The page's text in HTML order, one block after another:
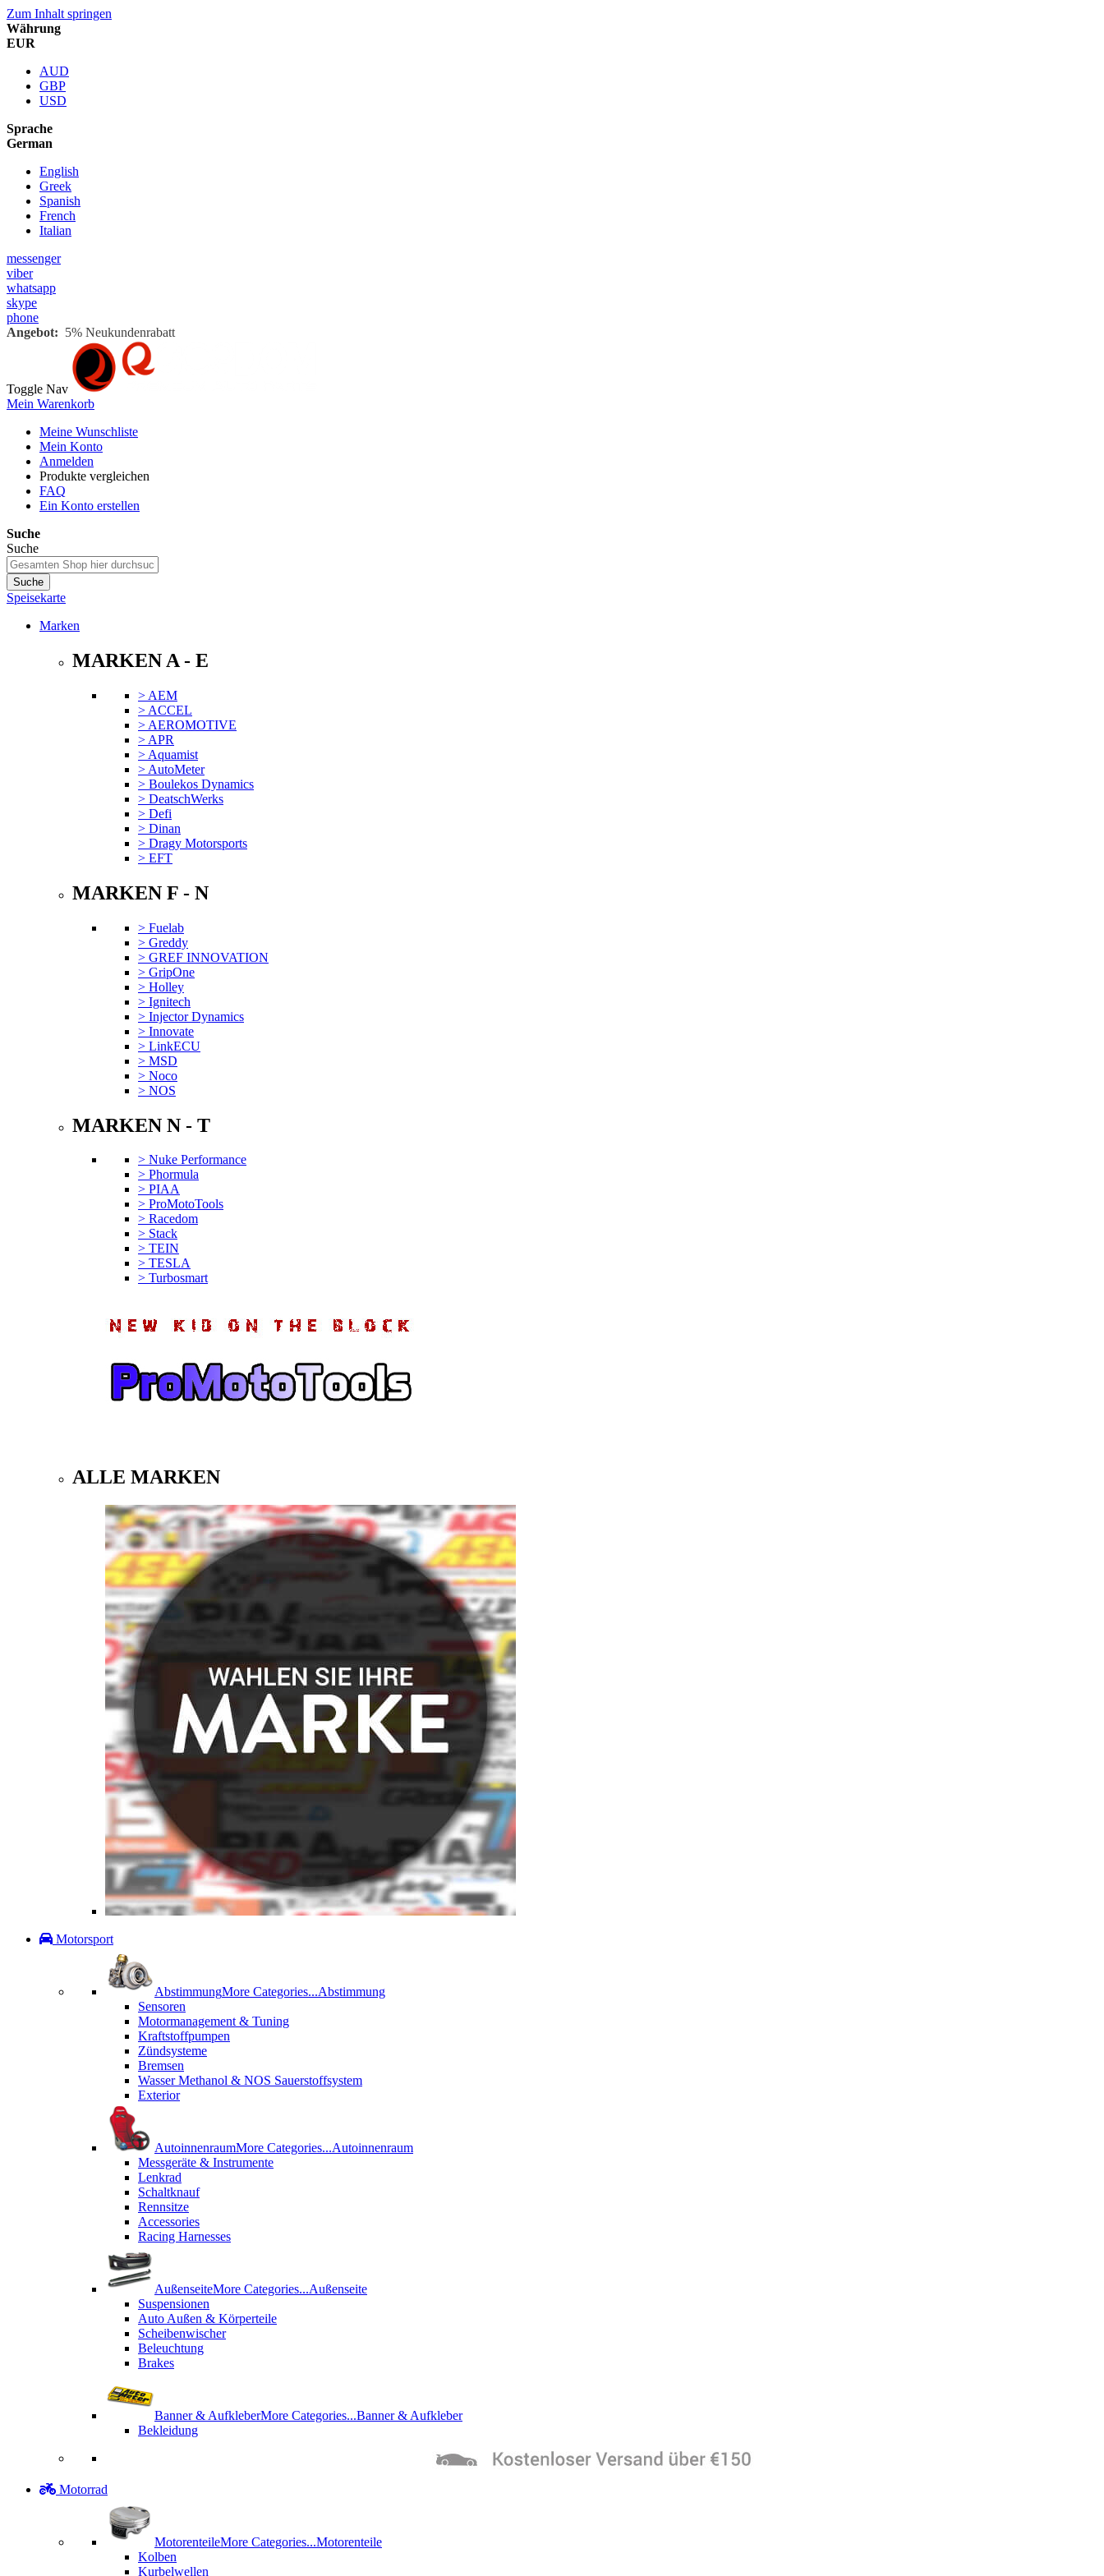
Zum Inhalt springen
Währung
EUR
AUD
GBP
USD
Sprache
German
English
Greek
Spanish
French
Italian
messenger
viber
whatsapp
skype
phone
Angebot: 5% Neukundenrabatt
Toggle Nav
Mein Warenkorb
Meine Wunschliste
Mein Konto
Anmelden
Produkte vergleichen
FAQ
Ein Konto erstellen
Suche
Suche
Suche
Speisekarte
Marken
MARKEN A - E
> AEM
> ACCEL
> AEROMOTIVE
> APR
> Aquamist
> AutoMeter
> Boulekos Dynamics
> DeatschWerks
> Defi
> Dinan
> Dragy Motorsports
> EFT
MARKEN F - N
> Fuelab
> Greddy
> GREF INNOVATION
> GripOne
> Holley
> Ignitech
> Injector Dynamics
> Innovate
> LinkECU
> MSD
> Noco
> NOS
MARKEN N - T
> Nuke Performance
> Phormula
> PIAA
> ProMotoTools
> Racedom
> Stack
> TEIN
> TESLA
> Turbosmart
ALLE MARKEN
Motorsport
AbstimmungMore Categories...Abstimmung
Sensoren
Motormanagement & Tuning
Kraftstoffpumpen
Zündsysteme
Bremsen
Wasser Methanol & NOS Sauerstoffsystem
Exterior
AutoinnenraumMore Categories...Autoinnenraum
Messgeräte & Instrumente
Lenkrad
Schaltknauf
Rennsitze
Accessories
Racing Harnesses
AußenseiteMore Categories...Außenseite
Suspensionen
Auto Außen & Körperteile
Scheibenwischer
Beleuchtung
Brakes
Banner & AufkleberMore Categories...Banner & Aufkleber
Bekleidung
Motorrad
MotorenteileMore Categories...Motorenteile
Kolben
Kurbelwellen